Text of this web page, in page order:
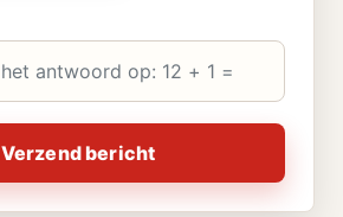
Verzend bericht